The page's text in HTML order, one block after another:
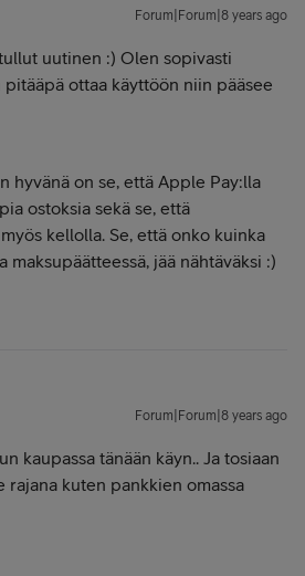
Forum|Forum|8 years ago
uutinen :) Olen sopivasti
ottaa käyttöön niin pääsee
hyvänä on se, että Apple Pay:lla
ostoksia sekä se, että
kellolla. Se, että onko kuinka
maksupäätteessä, jää nähtäväksi :)
Forum|Forum|8 years ago
kaupassa tänään käyn.. Ja tosiaan
rajana kuten pankkien omassa